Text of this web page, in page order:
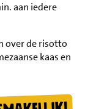
aan iedere
over de risotto
kaas en